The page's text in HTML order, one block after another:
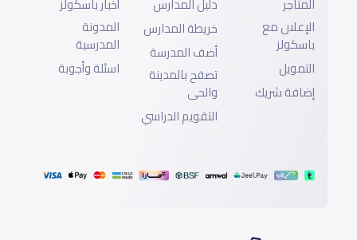
المتاجر
الإعلان مع
ياسكولز
التمويل
إضافة شريك
دليل المدارس
خريطة المدارس
أضف المدرسة
تصفح بالمدينة
والحى
التقويم الدراسي
أخبار ياسكولز
المدونة
المدرسية
اسئلة وأجوبة